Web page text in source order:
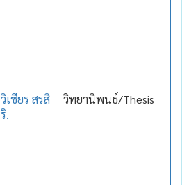
วิเชียร สรสิ
ริ.
วิทยานิพนธ์/Thesis